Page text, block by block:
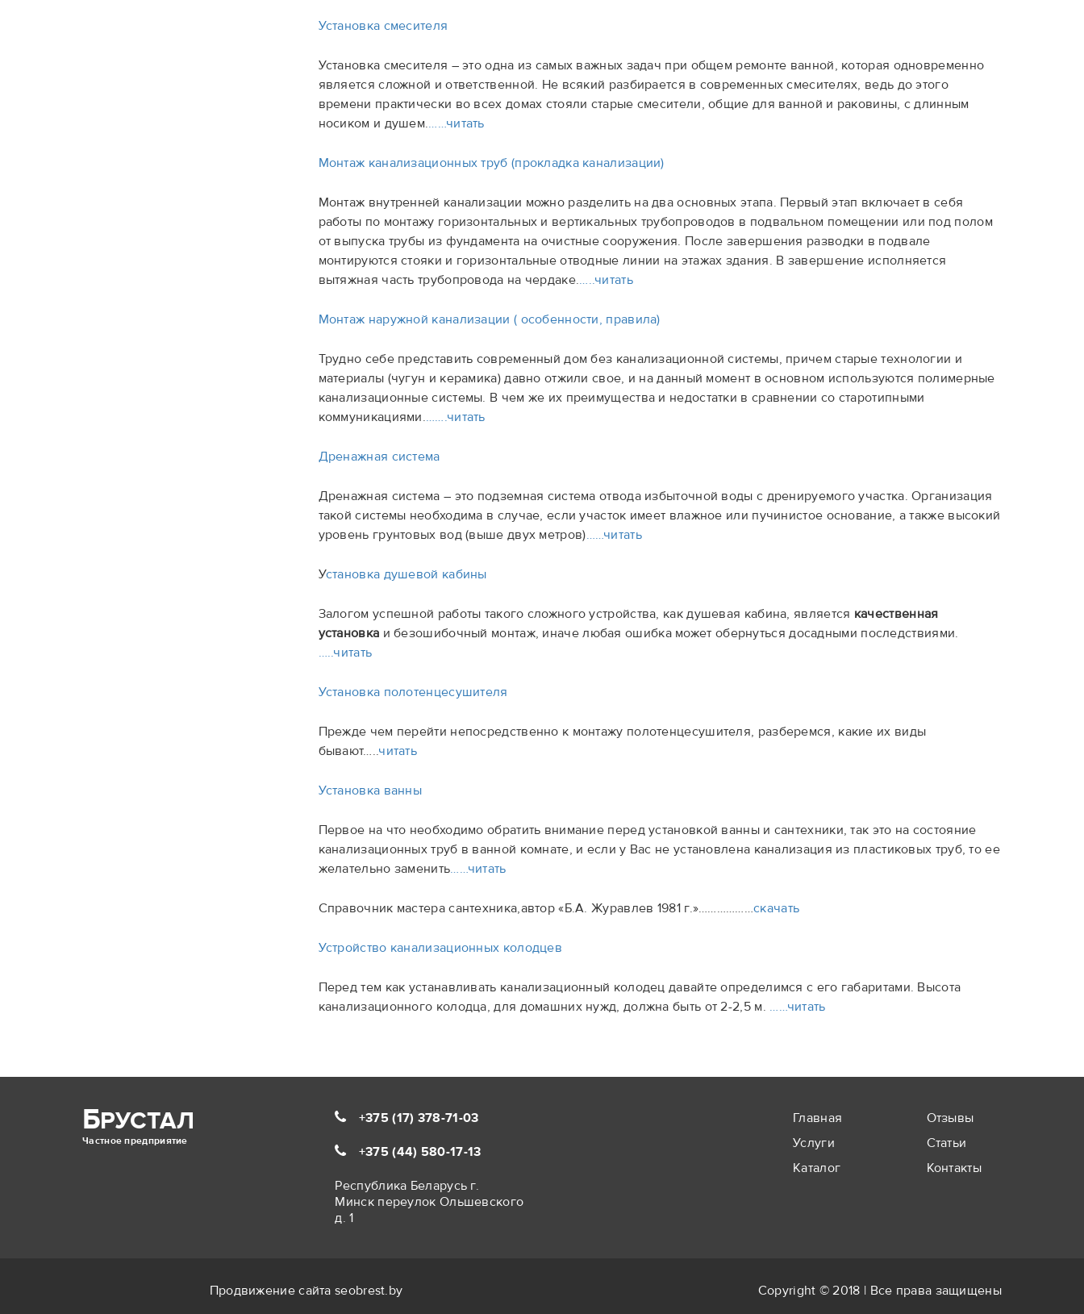
Установка смесителя
Установка смесителя – это одна из самых важных задач при общем ремонте ванной, которая одновременно
является сложной и ответственной. Не всякий разбирается в современных смесителях, ведь до этого
времени практически во всех домах стояли старые смесители, общие для ванной и раковины, с длинным
носиком и душем.……читать
Монтаж канализационных труб (прокладка канализации)
Монтаж внутренней канализации можно разделить на два основных этапа. Первый этап включает в себя
работы по монтажу горизонтальных и вертикальных трубопроводов в подвальном помещении или под полом
от выпуска трубы из фундамента на очистные сооружения. После завершения разводки в подвале
монтируются стояки и горизонтальные отводные линии на этажах здания. В завершение исполняется
вытяжная часть трубопровода на чердаке.…..читать
Монтаж наружной канализации ( особенности, правила)
Трудно себе представить современный дом без канализационной системы, причем старые технологии и
материалы (чугун и керамика) давно отжили свое, и на данный момент в основном используются полимерные
канализационные системы. В чем же их преимущества и недостатки в сравнении со старотипными
коммуникациями.…….читать
Дренажная система
Дренажная система – это подземная система отвода избыточной воды с дренируемого участка. Организация
такой системы необходима в случае, если участок имеет влажное или пучинистое основание, а также высокий
уровень грунтовых вод (выше двух метров)……читать
Установка душевой кабины
Залогом успешной работы такого сложного устройства, как душевая кабина, является качественная
установка и безошибочный монтаж, иначе любая ошибка может обернуться досадными последствиями.
…..читать
Установка полотенцесушителя
Прежде чем перейти непосредственно к монтажу полотенцесушителя, разберемся, какие их виды
бывают…..читать
Установка ванны
Первое на что необходимо обратить внимание перед установкой ванны и сантехники, так это на состояние
канализационных труб в ванной комнате, и если у Вас не установлена канализация из пластиковых труб, то ее
желательно заменить……читать
Справочник мастера сантехника,автор «Б.А. Журавлев 1981 г.»………………скачать
Устройство канализационных колодцев
Перед тем как устанавливать канализационный колодец давайте определимся с его габаритами. Высота
канализационного колодца, для домашних нужд, должна быть от 2-2,5 м. ……читать
БРУСТАЛ
Частное предприятие
+375 (17) 378-71-03
+375 (44) 580-17-13
Республика Беларусь г.
Минск переулок Ольшевского
д. 1
Главная
Услуги
Каталог
Отзывы
Статьи
Контакты
Продвижение сайта seobrest.by Copyright © 2018 | Все права защищены